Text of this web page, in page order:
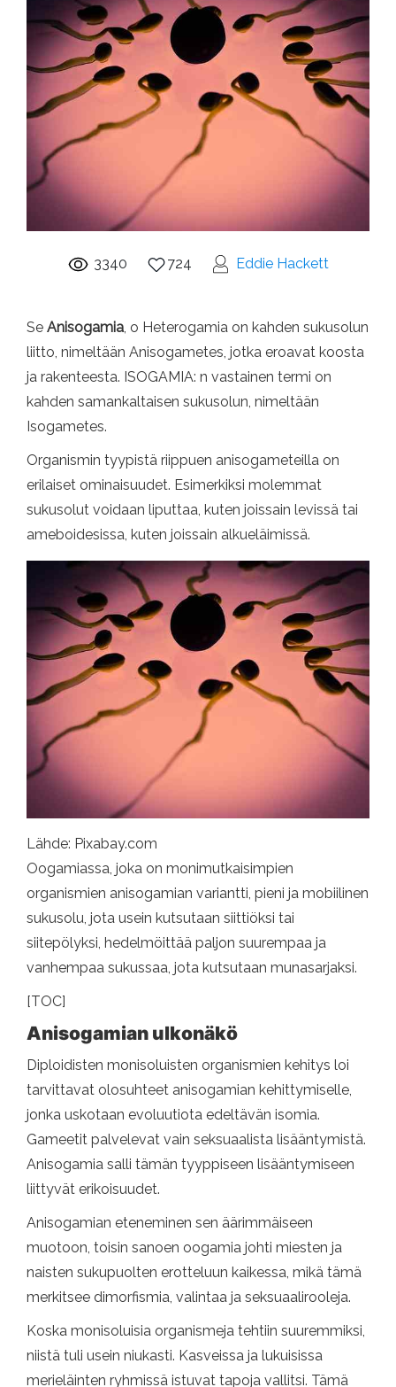
3340 724 Eddie Hackett
Se Anisogamia, o Heterogamia on kahden sukusolun
liitto, nimeltään Anisogametes, jotka eroavat koosta
ja rakenteesta. ISOGAMIA: n vastainen termi on
kahden samankaltaisen sukusolun, nimeltään
Isogametes.
Organismin tyypistä riippuen anisogameteilla on
erilaiset ominaisuudet. Esimerkiksi molemmat
sukusolut voidaan liputtaa, kuten joissain levissä tai
ameboidesissa, kuten joissain alkueläimissä.
Lähde: Pixabay.com
Oogamiassa, joka on monimutkaisimpien
organismien anisogamian variantti, pieni ja mobiilinen
sukusolu, jota usein kutsutaan siittiöksi tai
siitepölyksi, hedelmöittää paljon suurempaa ja
vanhempaa sukussaa, jota kutsutaan munasarjaksi.
[TOC]
Anisogamian ulkonäkö
Diploidisten monisoluisten organismien kehitys loi
tarvittavat olosuhteet anisogamian kehittymiselle,
jonka uskotaan evoluutiota edeltävän isomia.
Gameetit palvelevat vain seksuaalista lisääntymistä.
Anisogamia salli tämän tyyppiseen lisääntymiseen
liittyvät erikoisuudet.
Anisogamian eteneminen sen äärimmäiseen
muotoon, toisin sanoen oogamia johti miesten ja
naisten sukupuolten erotteluun kaikessa, mikä tämä
merkitsee dimorfismia, valintaa ja seksuaalirooleja.
Koska monisoluisia organismeja tehtiin suuremmiksi,
niistä tuli usein niukasti. Kasveissa ja lukuisissa
merieläinten ryhmissä istuvat tapoja vallitsi. Tämä